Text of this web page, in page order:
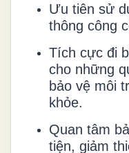
Ưu tiên sử
thông công
Tích cực đi
cho những
bảo vệ môi
khỏe.
Quan tâm
tiện, giảm